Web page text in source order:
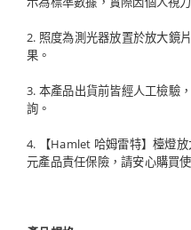
2. 照度為測光器放置於放大鏡
果。
3. 本產品出貨前皆經人工檢驗
詢。
4. 【Hamlet 哈姆雷特】檯燈
元產品責任保險，請安心購買